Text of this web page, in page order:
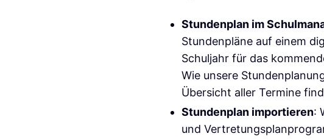
Stundenplan im
Stundenpläne auf einem
Schuljahr für das
Wie unsere
Übersicht aller Termine
Stundenplan importieren:
und